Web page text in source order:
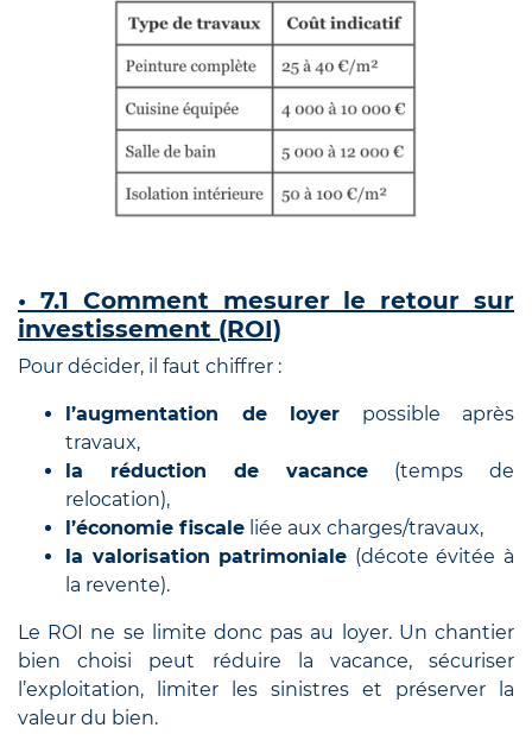
• 7.1 Comment mesurer le retour sur
investissement (ROI)
Pour décider, il faut chiffrer :
l’augmentation de loyer possible après
travaux,
la réduction de vacance (temps de
relocation),
l’économie fiscale liée aux charges/travaux,
la valorisation patrimoniale (décote évitée à
la revente).
Le ROI ne se limite donc pas au loyer. Un chantier
bien choisi peut réduire la vacance, sécuriser
l’exploitation, limiter les sinistres et préserver la
valeur du bien.